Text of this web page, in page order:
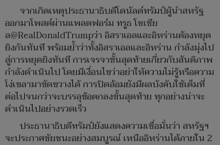
จากเกิดเหตุประธานาธิบดีโดนัลด์ทรัมป์ผู้นำสหรัฐ
ออกมาโพสต์ผ่านแพลตฟอร์ม ทรูธ โซเชีย
ล@RealDonaldTrumpว่า อิสราเอลและอิหร่านต้องหยุด
ยิงกันทันที พร้อมย้ำว่าทั้งอิสราเอลและอิหร่าน กำลังมุ่งไป
สู่การหยุดยิงทันที การเจรจาขั้นสุดท้ายเกี่ยวกับสันติภาพ
กำลังดำเนินไป โดยมีเงื่อนไขว่าอย่าให้ความไม่รู้หรือความ
โง่เขลามาขัดขวางได้ การปิดล้อมยังมีผลบังคับใช้เต็มที่
ต่อไปจนกว่าจะบรรลุข้อตกลงขั้นสุดท้าย ทุกอย่างน่าจะ
ดำเนินไปอย่างรวดเร็ว
ประธานาธิบดีทรัมป์ยังแสดงความเชื่อมั่นว่า สหรัฐฯ
จะประกาศชัยชนะอย่างสมบูรณ์ เหนืออิหร่านได้ภายใน 2